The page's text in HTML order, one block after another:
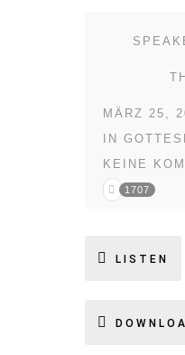
MÄRZ 25,
IN
KEINE
1707
LISTEN